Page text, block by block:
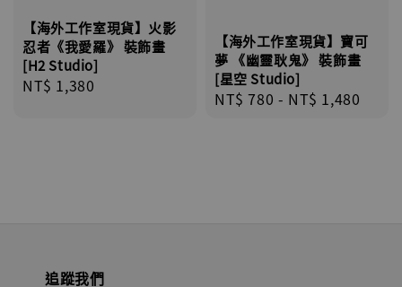
【海外工作室現貨】火影
忍者《我愛羅》 裝飾畫
[H2 Studio]
Regular
NT$ 1,380
【海外工作室現貨】寶可
夢 《幽靈耿鬼》 裝飾畫
[星空 Studio]
Regular
NT$ 780 - NT$ 1,480
追蹤我們